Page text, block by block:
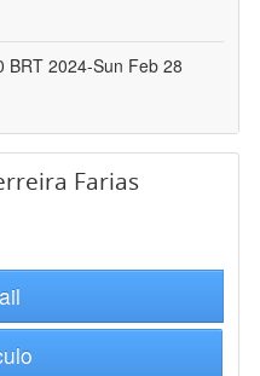
BRT 2024-Sun Feb 28
Farias